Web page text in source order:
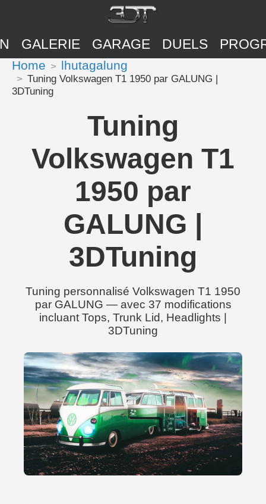
GALERIE GARAGE DUELS
Home lhutagalung
Tuning Volkswagen T1 1950 par GALUNG |
3DTuning
Tuning
Volkswagen T1
1950 par
GALUNG |
3DTuning
Tuning personnalisé Volkswagen T1 1950
par GALUNG — avec 37 modifications
incluant Tops, Trunk Lid, Headlights |
3DTuning